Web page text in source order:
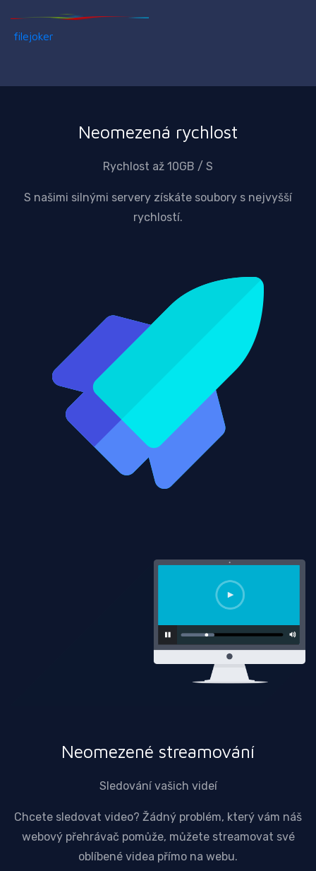
filejoker
Neomezená rychlost
Rychlost až 10GB / S
S našimi silnými servery získáte soubory s nejvyšší
rychlostí.
Neomezené streamování
Sledování vašich videí
Chcete sledovat video? Žádný problém, který vám náš
webový přehrávač pomůže, můžete streamovat své
oblíbené videa přímo na webu.